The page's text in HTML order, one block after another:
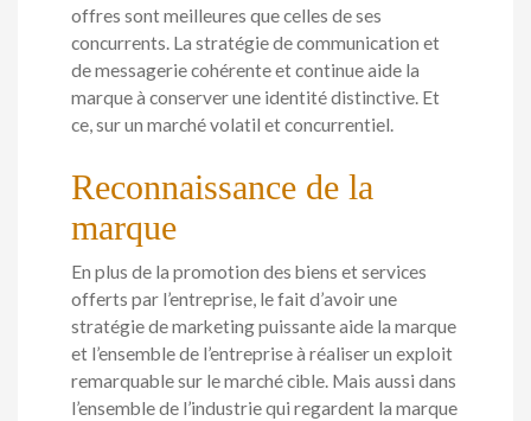
offres sont meilleures que celles de ses
concurrents. La stratégie de communication et
de messagerie cohérente et continue aide la
marque à conserver une identité distinctive. Et
ce, sur un marché volatil et concurrentiel.
Reconnaissance de la
marque
En plus de la promotion des biens et services
offerts par l’entreprise, le fait d’avoir une
stratégie de marketing puissante aide la marque
et l’ensemble de l’entreprise à réaliser un exploit
remarquable sur le marché cible. Mais aussi dans
l’ensemble de l’industrie qui regardent la marque